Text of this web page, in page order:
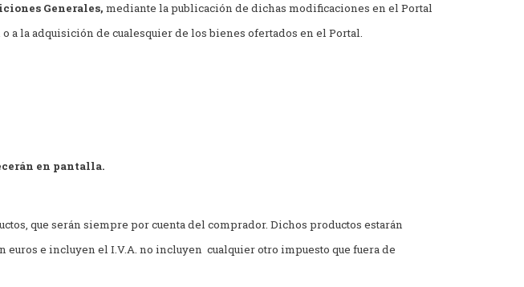
Generales, mediante la publicación de dichas modificaciones en el Portal
a la adquisición de cualesquier de los bienes ofertados en el Portal.
en pantalla.
que serán siempre por cuenta del comprador. Dichos productos estarán
e incluyen el I.V.A. no incluyen cualquier otro impuesto que fuera de